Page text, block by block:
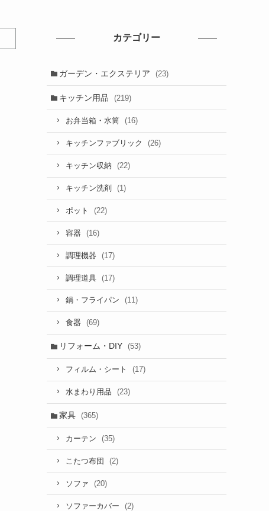
カテゴリー
ガーデン・エクステリア (23)
キッチン用品 (219)
お弁当箱・水筒 (16)
キッチンファブリック (26)
キッチン収納 (22)
キッチン洗剤 (1)
ポット (22)
容器 (16)
調理機器 (17)
調理道具 (17)
鍋・フライパン (11)
食器 (69)
リフォーム・DIY (53)
フィルム・シート (17)
水まわり用品 (23)
家具 (365)
カーテン (35)
こたつ布団 (2)
ソファ (20)
ソファーカバー (2)